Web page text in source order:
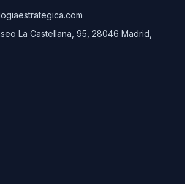
La Castellana, 95, 28046 Madrid,